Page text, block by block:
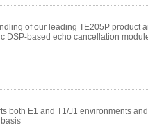
of our leading TE205P product
DSP-based echo cancellation
both E1 and T1/J1 environments